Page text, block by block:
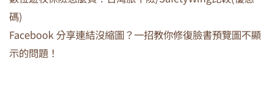
碼)
Facebook 分享連結沒縮圖？一招教你修復臉書預覽圖不顯
示的問題！